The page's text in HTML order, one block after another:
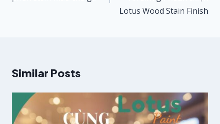
Lotus Wood Stain Finish
Similar Posts